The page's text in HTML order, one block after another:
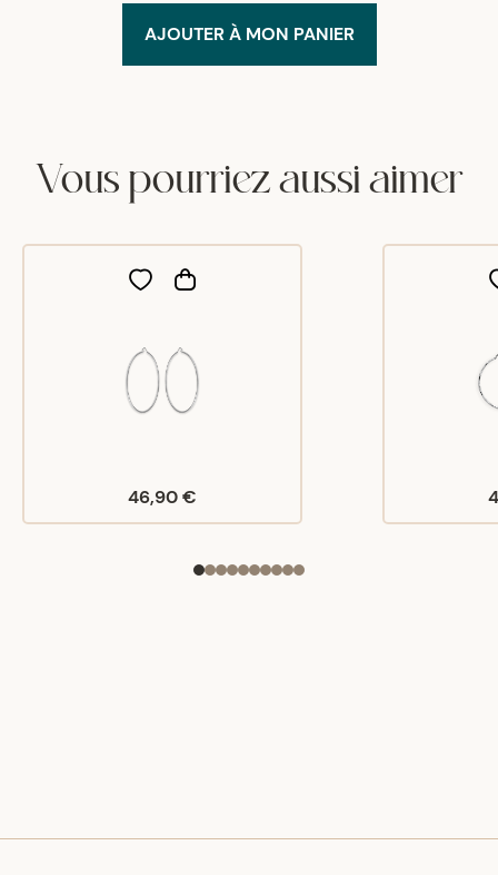
AJOUTER À MON PANIER
Vous pourriez aussi aimer
46,90 €